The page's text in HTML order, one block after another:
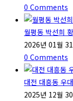
0 Comments
월평동 박선희
2026년 01월
0 Comments
대전 대흥동 우
2025년 12월